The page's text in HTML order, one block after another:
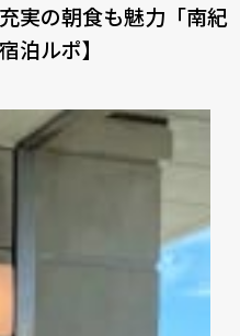
実の朝⾷も魅⼒「南紀
泊ルポ】